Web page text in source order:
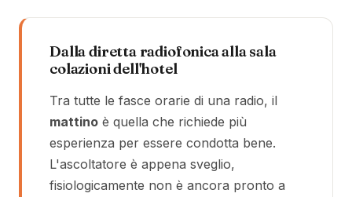
Dalla diretta radiofonica alla sala
colazioni dell'hotel
Tra tutte le fasce orarie di una radio, il
mattino è quella che richiede più
esperienza per essere condotta bene.
L'ascoltatore è appena sveglio,
fisiologicamente non è ancora pronto a